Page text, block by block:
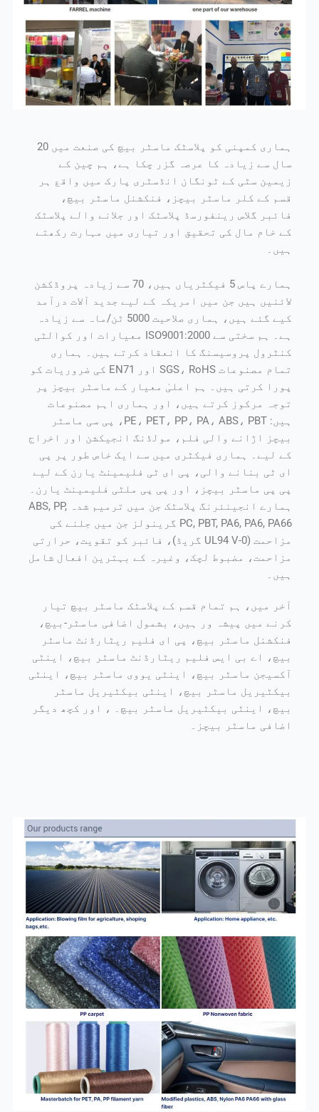
ہماری کمپنی کو پلاسٹک ماسٹر بیچ کی صنعت میں 20
سال سے زیادہ کا عرصہ گزر چکا ہے، ہم چین کے
زیمین سٹی کے ٹونگان انڈسٹری پارک میں واقع ہر
قسم کے کلر ماسٹر بیچز، فنکشنل ماسٹر بیچ،
فائبر گلاس رینفورسڈ پلاسٹک اور جلانے والے پلاسٹک
کے خام مال کی تحقیق اور تیاری میں مہارت رکھتے
ہیں۔
ہمارے پاس 5 فیکٹریاں ہیں، 70 سے زیادہ پروڈکشن
لائنیں ہیں جن میں امریکہ کے لیے جدید آلات درآمد
کیے گئے ہیں، ہماری صلاحیت 5000 ٹن/ماہ سے زیادہ
ہے۔ ہم سختی سے ISO9001:2000 معیارات اور کوالٹی
کنٹرول پروسیسنگ کا انعقاد کرتے ہیں۔ ہماری
تمام مصنوعات SGS، RoHS اور EN71 کی ضروریات کو
پورا کرتی ہیں۔ ہم اعلیٰ معیار کے ماسٹر بیچز پر
توجہ مرکوز کرتے ہیں، اور ہماری اہم مصنوعات
ہیں: PE، PET، PP، PA، ABS، PBT، پی سی ماسٹر
بیچز اڑانے والی فلم، مولڈنگ انجیکشن اور اخراج
کے لیے۔ ہماری فیکٹری میں سے ایک خاص طور پر پی
ای ٹی بنانے والی، پی ای ٹی فلیمینٹ یارن کے لیے
پی پی ماسٹر بیچز، اور پی پی ملٹی فلیمینٹ یارن۔
ہمارے انجینئرنگ پلاسٹک جن میں ترمیم شدہ ABS, PP,
PC, PBT, PA6, PA6, PA66 گرینولز جن میں جلنے کی
مزاحمت (UL94 V-0 گریڈ)، فائبر کو تقویت، حرارتی
مزاحمت، مضبوط لچک، وغیرہ کے بہترین افعال شامل
ہیں۔
آخر میں، ہم تمام قسم کے پلاسٹک ماسٹر بیچ تیار
کرنے میں پیشہ ور ہیں، بشمول اضافی ماسٹر-بیچ،
فنکشنل ماسٹر بیچ، پی ای فلیم ریٹارڈنٹ ماسٹر
بیچ، اے بی ایس فلیم ریٹارڈنٹ ماسٹر بیچ، اینٹی
آکسیجن ماسٹر بیچ، اینٹی یووی ماسٹر بیچ، اینٹی
بیکٹیریل ماسٹر بیچ، اینٹی بیکٹیریل ماسٹر
بیچ، اینٹی بیکٹیریل ماسٹر بیچ۔ ، اور کچھ دیگر
اضافی ماسٹر بیچز۔